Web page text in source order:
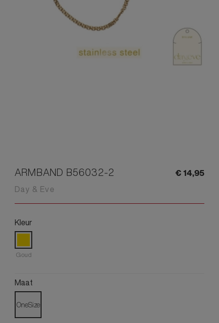
ARMBAND B56032-2
Day & Eve
€14,95
Kleur
Goud
Maat
OneSize